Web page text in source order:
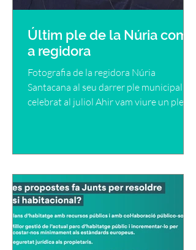
Últim ple de la Núria com
a regidora
Fotografia de la regidora Núria
Santacana al seu darrer ple municipal
celebrat al juliol Ahir vam viure un ple